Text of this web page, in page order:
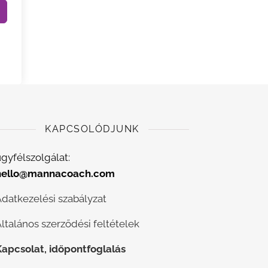
KAPCSOLÓDJUNK
szabályzat
szerződési feltételek
időpontfoglalás